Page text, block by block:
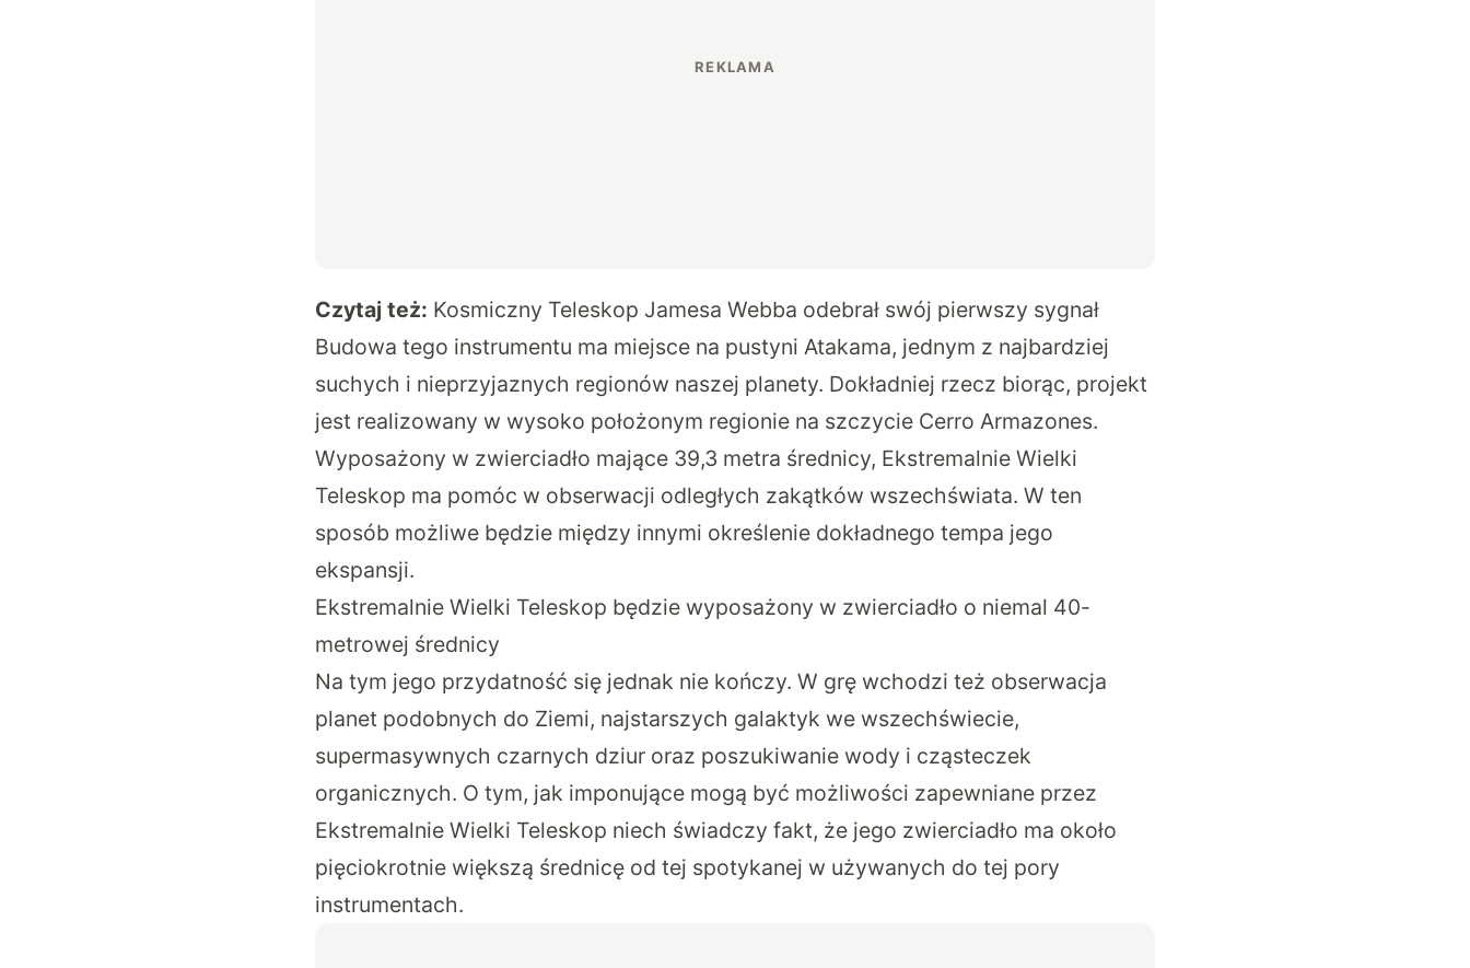
Czytaj też: Kosmiczny Teleskop Jamesa Webba odebrał swój pierwszy sygnał
Budowa tego instrumentu ma miejsce na pustyni Atakama, jednym z najbardziej
suchych i nieprzyjaznych regionów naszej planety. Dokładniej rzecz biorąc, projekt
jest realizowany w wysoko położonym regionie na szczycie Cerro Armazones.
Wyposażony w zwierciadło mające 39,3 metra średnicy, Ekstremalnie Wielki
Teleskop ma pomóc w obserwacji odległych zakątków wszechświata. W ten
sposób możliwe będzie między innymi określenie dokładnego tempa jego
ekspansji.
Ekstremalnie Wielki Teleskop będzie wyposażony w zwierciadło o niemal 40-
metrowej średnicy
Na tym jego przydatność się jednak nie kończy. W grę wchodzi też obserwacja
planet podobnych do Ziemi, najstarszych galaktyk we wszechświecie,
supermasywnych czarnych dziur oraz poszukiwanie wody i cząsteczek
organicznych. O tym, jak imponujące mogą być możliwości zapewniane przez
Ekstremalnie Wielki Teleskop niech świadczy fakt, że jego zwierciadło ma około
pięciokrotnie większą średnicę od tej spotykanej w używanych do tej pory
instrumentach.